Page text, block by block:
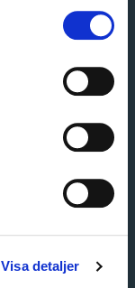
Visa detaljer
Customer service